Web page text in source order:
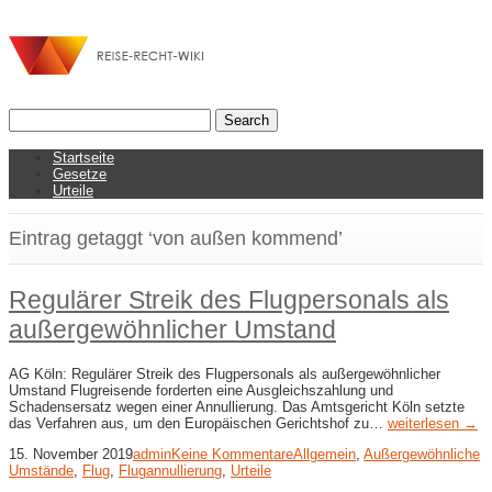
Startseite
Gesetze
Urteile
Eintrag getaggt ‘von außen kommend’
Regulärer Streik des Flugpersonals als
außergewöhnlicher Umstand
AG Köln: Regulärer Streik des Flugpersonals als außergewöhnlicher
Umstand Flugreisende forderten eine Ausgleichszahlung und
Schadensersatz wegen einer Annullierung. Das Amtsgericht Köln setzte
das Verfahren aus, um den Europäischen Gerichtshof zu… weiterlesen →
15. November 2019adminKeine KommentareAllgemein, Außergewöhnliche
Umstände, Flug, Flugannullierung, Urteile